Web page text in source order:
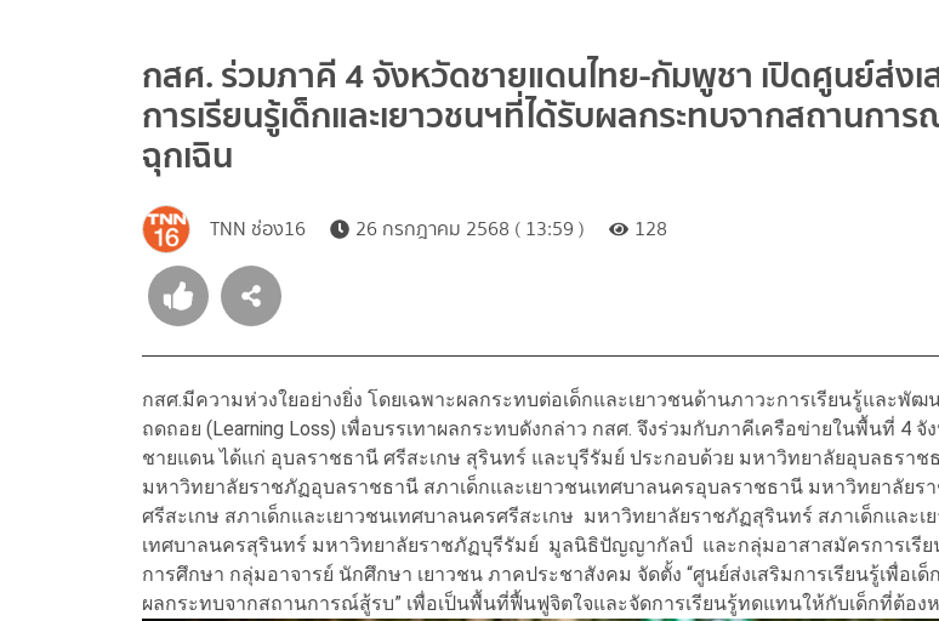
กสศ. ร่วมภาคี 4 จังหวัดชายแดนไทย-กัมพูชา เปิดศูนย์ส่งเ
การเรียนรู้เด็กและเยาวชนฯที่ได้รับผลกระทบจากสถานกา
ฉุกเฉิน
TNN ช่อง16 26 กรกฎาคม 2568 ( 13:59 ) 128
กสศ.มีความห่วงใยอย่างยิ่ง โดยเฉพาะผลกระทบต่อเด็กและเยาวชนด้านภาวะการเรียนรู้และพัฒ
ถดถอย (Learning Loss) เพื่อบรรเทาผลกระทบดังกล่าว กสศ. จึงร่วมกับภาคีเครือข่ายในพื้นที่ 4 จั
ชายแดน ได้แก่ อุบลราชธานี ศรีสะเกษ สุรินทร์ และบุรีรัมย์ ประกอบด้วย มหาวิทยาลัยอุบลธราช
มหาวิทยาลัยราชภัฏอุบลราชธานี สภาเด็กและเยาวชนเทศบาลนครอุบลราชธานี มหาวิทยาลัยร
ศรีสะเกษ สภาเด็กและเยาวชนเทศบาลนครศรีสะเกษ มหาวิทยาลัยราชภัฏสุรินทร์ สภาเด็กและเ
เทศบาลนครสุรินทร์ มหาวิทยาลัยราชภัฏบุรีรัมย์ มูลนิธิปัญญากัลป์ และกลุ่มอาสาสมัครการเรี
การศึกษา กลุ่มอาจารย์ นักศึกษา เยาวชน ภาคประชาสังคม จัดตั้ง “ศูนย์ส่งเสริมการเรียนรู้เพื่อเด็
ผลกระทบจากสถานการณ์สู้รบ” เพื่อเป็นพื้นที่ฟื้นฟูจิตใจและจัดการเรียนรู้ทดแทนให้กับเด็กที่ต้อง